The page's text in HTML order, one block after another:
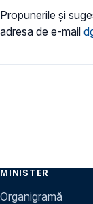
Propunerile și
adresa de e-mail
MINISTER
Organigramă